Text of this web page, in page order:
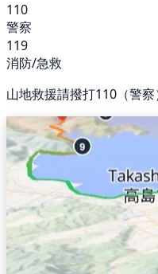
110
警察
119
消防/急救
山地救援請撥打110（警察